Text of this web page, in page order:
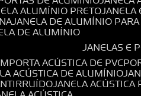
ALUMÍNIO PRETO
JANELA DE ALUMÍNIO
DE ALUMÍNIO
JANELAS E
PORTA ACÚSTICA DE PVC
ACÚSTICA DE ALUMÍNIO
JANELA